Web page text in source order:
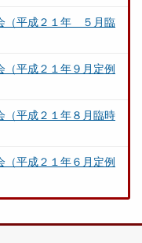
（平成２１年 ５月臨
平成２１年９月定例
平成２１年８月臨時
平成２１年６月定例